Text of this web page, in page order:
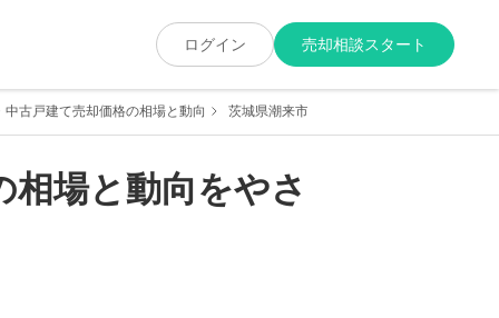
ログイン 売却相談スタート
古戸建て売却価格の相場と動向 茨城県潮来市延方東の土地・中古戸建て売
相場と動向をやさ